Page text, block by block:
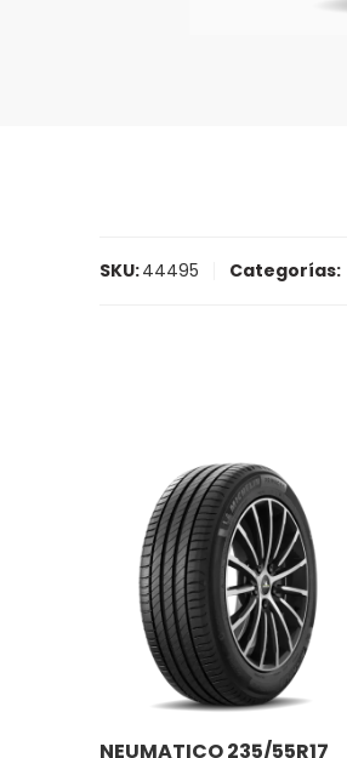
SKU:44495 Categorías:
NEUMATICO 235/55R17